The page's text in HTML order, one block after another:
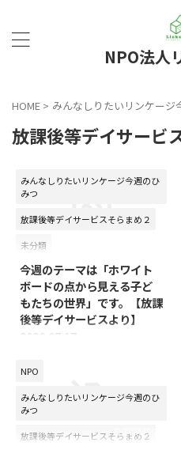
NPO法人
HOME > みんなしりたいリンケージ
放課後等デイサービ
みんなしりたいリンケージ今週のひ
みつ
放課後等デイサービスそらまめ２
未分類
今週のテーマは「ホワイト
ボードの点から見える子ど
もたちの世界」です。【放課
後等デイサービスより】
2026.07.17
ひみつ ～放課後等デイサービス
トボードの点から見える子どもた
ちの世界」です。 ある日の活動
中、ホワイトボードに小さな点が
NPO
みんなしりたいリンケージ今週のひ
みつ
放課後等デイサービスそらまめ２
2026/5/27